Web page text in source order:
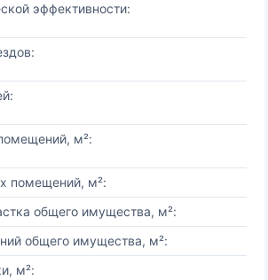
эффективности:
м²:
помещений, м²:
общего имущества, м²:
общего имущества, м²:
м²: